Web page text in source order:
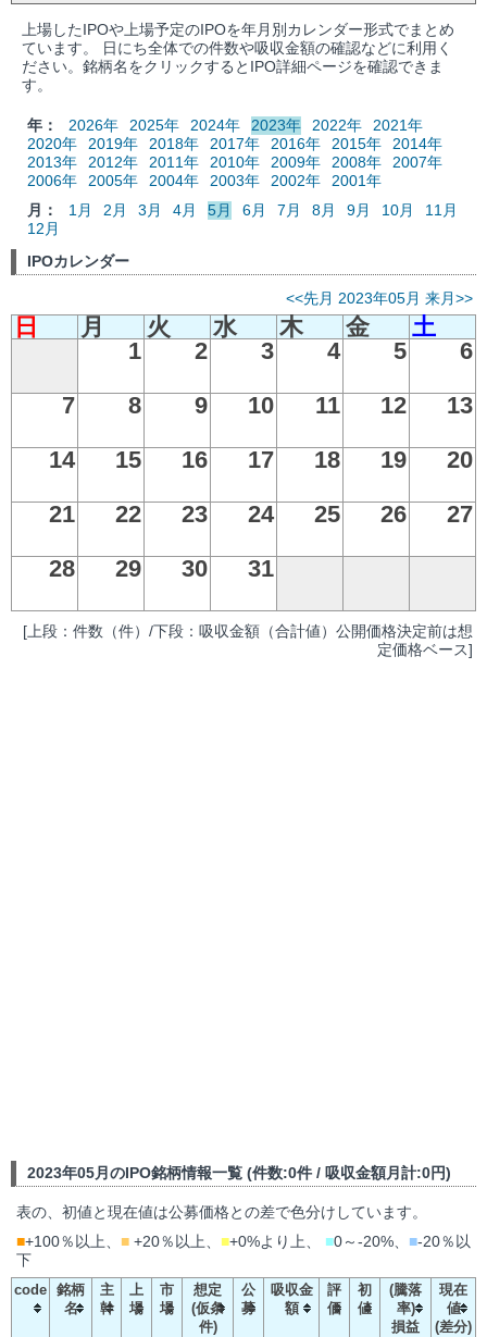
上場したIPOや上場予定のIPOを年月別カレンダー形式でまとめ
ています。 日にち全体での件数や吸収金額の確認などに利用く
ださい。銘柄名をクリックするとIPO詳細ページを確認できま
す。
年： 2026年 2025年 2024年 2023年 2022年
2021年
2020年
2019年 2018年 2017年 2016年 2015年
2014年
2013年
2012年 2011年 2010年 2009年 2008年
2007年
2006年
2005年 2004年 2003年 2002年
2001年
月：
1月 2月 3月 4月 5月 6月 7月 8月 9月 10月
11月
12月
IPOカレンダー
<<先月 2023年05月 来月>>
日 月 火 水 木 金
土
1
2 3 4 5
6
7
8 9 10 11 12
13
14
15 16 17 18 19
20
21
22 23 24 25 26
27
28
29 30 31
[上段：件数（件）/下段：吸収金額（合計値）公開価格決定前は想
定価格ベース]
2023年05月のIPO銘柄情報一覧 (件数:0件 / 吸収金額月計:0円)
表の、初値と現在値は公募価格との差で色分けしています。
■+100％以上、 ■ +20％以上、 ■+0%より上、 ■0～-20%、 ■-20％以
下
code 銘柄
名
主
幹
上
場
市
場
想定
(仮条
件)
公
募
吸収金
額
評
価
初
値
(騰落
率)
損益
現在
値
(差分)